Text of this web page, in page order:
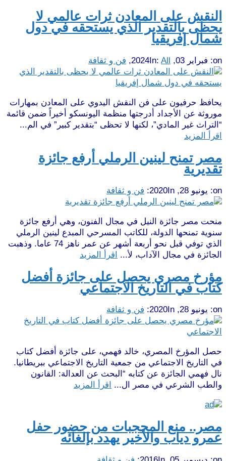
النقش على المعادن ثرات عالمي لا
يحظى بالتقدير الذي يستحقه في دول
شمال إفريقيا
on: فبراير 03, 2024 In: All
, فن و ثقافة
يحافظ حرفيون على فن النقش اليدوي على المعادن بمهارات
موروثة عن الأجداد أدرجتها منظمة اليونسكو أخيراً ضمن قائمة
“التراث غير المادي”، لكنها لا تحظى “بتقدير كبير” في الم...
اقرأ المزيد
مصر تمنح لينين الرملي أرفع جائزة
تقديرية
on: يونيو 28, 2020 In: فن و ثقافة
منحت مصر جائزة النيل في مجال الفنون، وهي أرفع جائزة
سنوية تمنحها الدولة، للكاتب المسرحي المبدع لينين الرملي
الذي توفي قبل نحو أربعة أشهر عن عمر ناهز 74 عاما. وذهبت
الجائزة في مجال الآداب، لأ...
اقرأ المزيد
مؤرخ مصري يحصل على جائزة أفضل
كتاب في التاريخ الاجتماعي
on: يونيو 28, 2020 In: فن و ثقافة
حصل المؤرخ المصري، خالد فهمي، على جائزة أفضل كتاب
في التاريخ الاجتماعي من جمعية التاريخ الاجتماعي ببريطانيا.
نال فهمي الجائزة عن كتابه “البحث عن العدالة: القانون
والطب الشرعي في مصر ال...
اقرأ المزيد
مصر.. منع المحجبات من حضور حفل
عمرو دياب والأخير يهدد بإلغائه